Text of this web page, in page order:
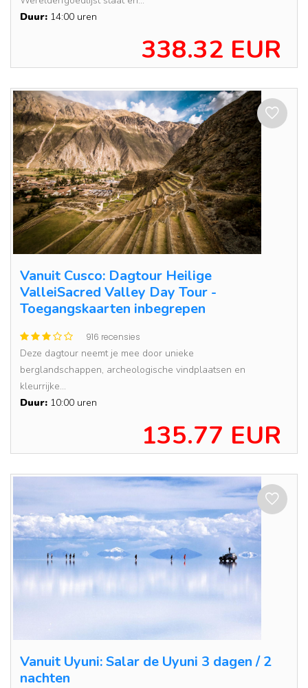
Duur: 14:00 uren
338.32 EUR
Vanuit Cusco: Dagtour Heilige
ValleiSacred Valley Day Tour -
Toegangskaarten inbegrepen
916 recensies
Deze dagtour neemt je mee door unieke
berglandschappen, archeologische vindplaatsen en
kleurrijke...
Duur: 10:00 uren
135.77 EUR
Vanuit Uyuni: Salar de Uyuni 3 dagen / 2
nachten